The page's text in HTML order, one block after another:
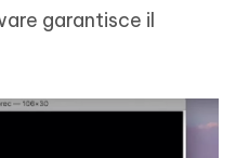
garantisce il